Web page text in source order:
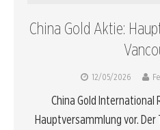
China Gold Aktie:
12/05/2026
China Gold International
Hauptversammlung vor.